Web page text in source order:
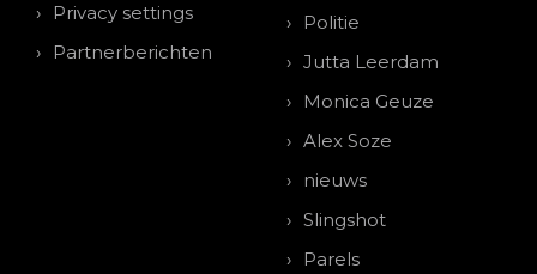
Privacy settings
Partnerberichten
Politie
Jutta Leerdam
Monica Geuze
Alex Soze
nieuws
Slingshot
Parels